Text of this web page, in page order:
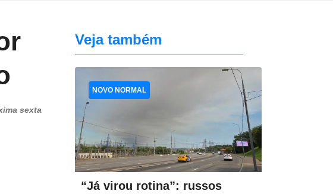
sexta
Veja também
“Já virou rotina”: russos
NOVO NORMAL